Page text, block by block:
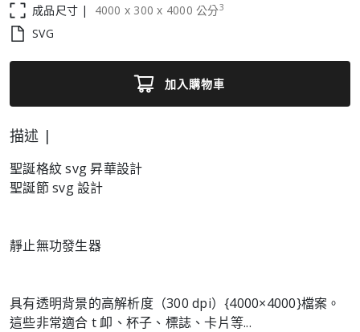
成品尺寸 |
4000 x 300 x 4000 公分3
SVG
加入購物車
描述 |
聖誕格紋 svg 昇華設計
聖誕節 svg 設計
靜止無功發生器
具有透明背景的高解析度（300 dpi）{4000×4000}檔案。
這些非常適合 t 卹、杯子、標誌、卡片等...